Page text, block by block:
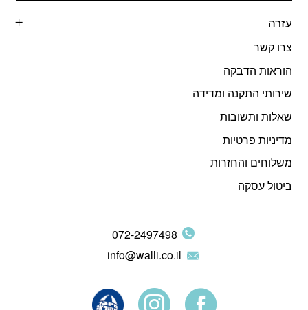
עזרה
צרו קשר
הוראות הדבקה
שירותי התקנה ומדידה
שאלות ותשובות
מדיניות פרטיות
משלוחים והחזרות
ביטול עסקה
072-2497498
info@walli.co.il